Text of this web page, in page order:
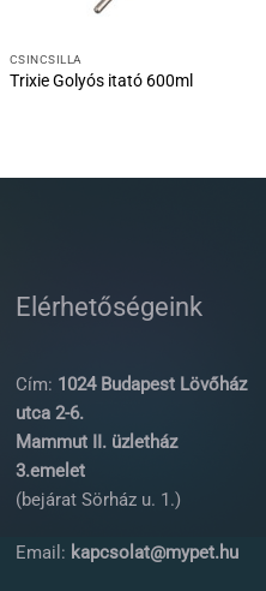
CSINCSILLA
Trixie Golyós itató 600ml
Elérhetőségeink
Cím: 1024 Budapest Lövőház
utca 2-6.
Mammut II. üzletház
3.emelet
(bejárat Sörház u. 1.)
Email: kapcsolat@mypet.hu